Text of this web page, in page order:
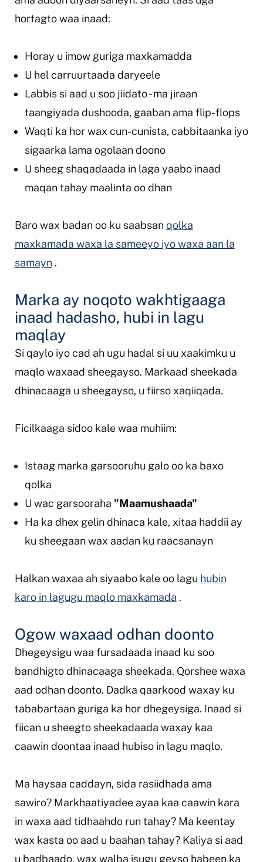
hortagto waa inaad:
Horay u imow guriga maxkamadda
U hel carruurtaada daryeele
Labbis si aad u soo jiidato - ma jiraan
taangiyada dushooda, gaaban ama flip-flops
Waqti ka hor wax cun-cunista, cabbitaanka iyo
sigaarka lama ogolaan doono
U sheeg shaqadaada in laga yaabo inaad
maqan tahay maalinta oo dhan
Baro wax badan oo ku saabsan qolka
maxkamada waxa la sameeyo iyo waxa aan la
samayn .
Marka ay noqoto wakhtigaaga
inaad hadasho, hubi in lagu
maqlay
Si qaylo iyo cad ah ugu hadal si uu xaakimku u
maqlo waxaad sheegayso. Markaad sheekada
dhinacaaga u sheegayso, u fiirso xaqiiqada.
Ficilkaaga sidoo kale waa muhiim:
Istaag marka garsooruhu galo oo ka baxo
qolka
U wac garsooraha "Maamushaada"
Ha ka dhex gelin dhinaca kale, xitaa haddii ay
ku sheegaan wax aadan ku raacsanayn
Halkan waxaa ah siyaabo kale oo lagu hubin
karo in lagugu maqlo maxkamada .
Ogow waxaad odhan doonto
Dhegeysigu waa fursadaada inaad ku soo
bandhigto dhinacaaga sheekada. Qorshee waxa
aad odhan doonto. Dadka qaarkood waxay ku
tababartaan guriga ka hor dhegeysiga. Inaad si
fiican u sheegto sheekadaada waxay kaa
caawin doontaa inaad hubiso in lagu maqlo.
Ma haysaa caddayn, sida rasiidhada ama
sawiro? Markhaatiyadee ayaa kaa caawin kara
in waxa aad tidhaahdo run tahay? Ma keentay
wax kasta oo aad u baahan tahay? Kaliya si aad
u badbaado, wax walba isugu geyso habeen ka